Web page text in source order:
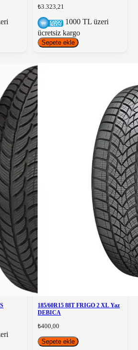
₺3.323,21
1000 TL üzeri
ücretsiz kargo
Sepete ekle
185/60R15 88T FRIGO 2 XL Yaz
DEBICA
₺400,00
Sepete ekle